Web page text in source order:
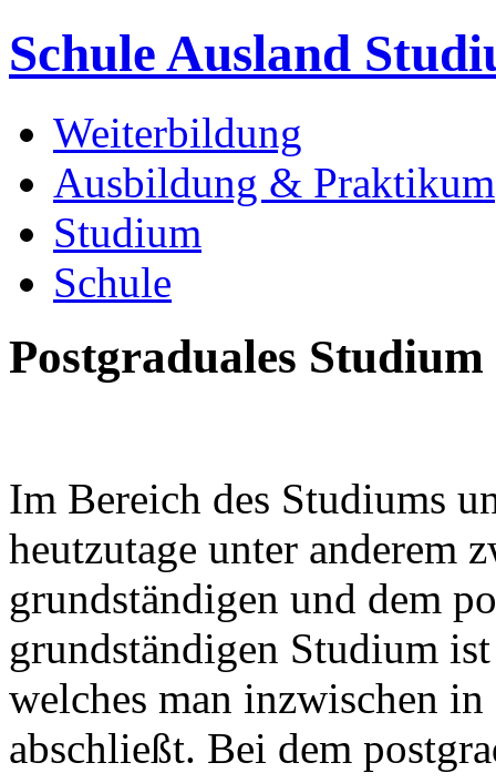
Schule Ausland
Weiterbildung
Ausbildung & Praktikum
Studium
Schule
Postgraduales Studium
Im Bereich des Studiums
heutzutage unter anderem
grundständigen und dem
grundständigen Studium
welches man inzwischen
abschließt. Bei dem